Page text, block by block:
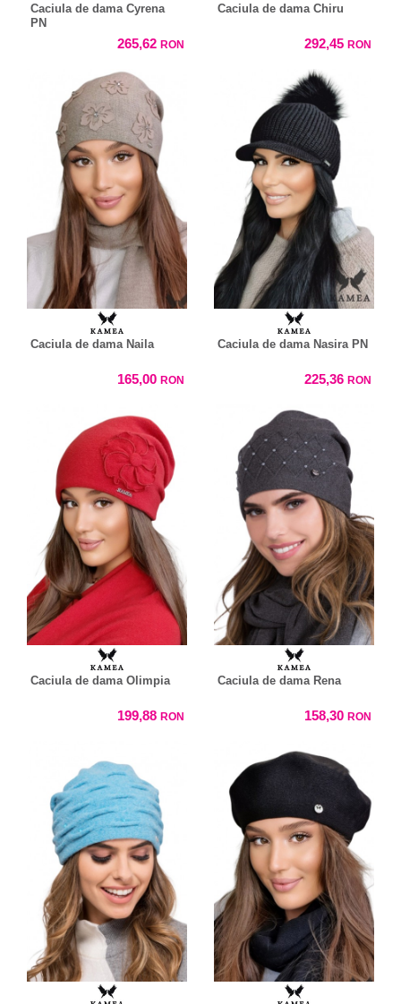
Caciula de dama Cyrena
PN
265,62 RON
Caciula de dama Chiru
292,45 RON
Caciula de dama Naila
165,00 RON
Caciula de dama Nasira PN
225,36 RON
Caciula de dama Olimpia
199,88 RON
Caciula de dama Rena
158,30 RON